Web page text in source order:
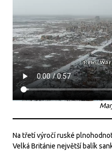
Na třetí výročí ruské
Velká Británie největší balík